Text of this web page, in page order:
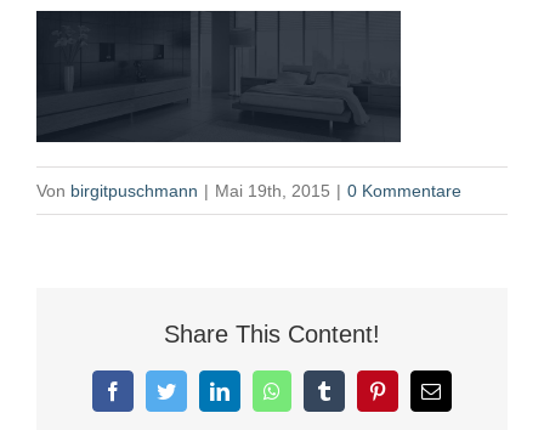
Von birgitpuschmann | Mai 19th, 2015 | 0 Kommentare
Share This Content!
FacebookTwitterLinkedInWhatsAppTumblrPinterest
E-
Mail